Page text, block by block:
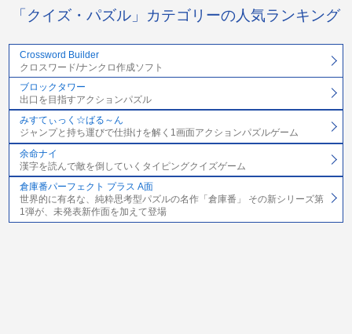
「クイズ・パズル」カテゴリーの人気ランキング
Crossword Builder
クロスワード/ナンクロ作成ソフト
ブロックタワー
出口を目指すアクションパズル
みすてぃっく☆ばる～ん
ジャンプと持ち運びで仕掛けを解く1画面アクションパズルゲーム
余命ナイ
漢字を読んで敵を倒していくタイピングクイズゲーム
倉庫番パーフェクト プラス A面
世界的に有名な、純粋思考型パズルの名作「倉庫番」 その新シリーズ第
1弾が、未発表新作面を加えて登場